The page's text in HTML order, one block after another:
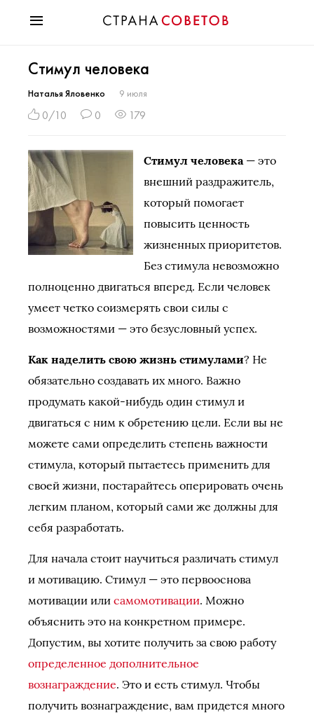
Мода
Звезды
Гороскопы
Психология
Хобби
Разное
Праздники
Стимул человека
Наталья Яловенко 9 июля
0/10 0 179
Стимул человека— это
внешний раздражитель,
который помогает
повысить ценность
жизненных приоритетов.
Без стимула невозможно
полноценно двигаться вперед. Если человек
умеет четко соизмерять свои силы с
возможностями — это безусловный успех.
Как наделить свою жизнь стимулами? Не
обязательно создавать их много. Важно
продумать какой-нибудь один стимул и
двигаться с ним к обретению цели. Если вы не
можете сами определить степень важности
стимула, который пытаетесь применить для
своей жизни, постарайтесь оперировать очень
легким планом, который сами же должны для
себя разработать.
Для начала стоит научиться различать стимул
и мотивацию. Стимул — это первооснова
мотивации или самомотивации. Можно
объяснить это на конкретном примере.
Допустим, вы хотите получить за свою работу
определенное дополнительное
вознаграждение. Это и есть стимул. Чтобы
получить вознаграждение, вам придется много